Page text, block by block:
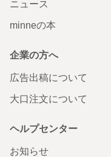
ニュース
minneの本
企業の方へ
広告出稿について
大口注文について
ヘルプセンター
お知らせ